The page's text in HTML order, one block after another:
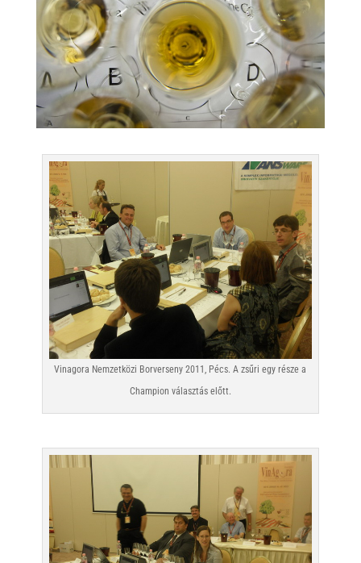
Vinagora Nemzetközi Borverseny 2011, Pécs. A zsűri egy része a
Champion választás előtt.